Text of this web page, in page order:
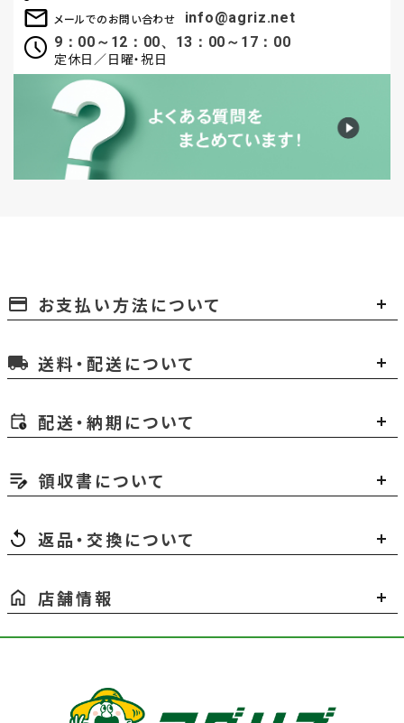
メールでのお問い合わせ
info@agriz.net
9：00～12：00、13：00～17：00
定休日／日曜・祝日
payment お支払い方法について
local_shipping 送料・配送について
配送・納期について
領収書について
返品・交換について
店舗情報